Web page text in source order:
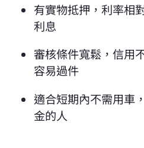
有實物抵押，利率相
利息
審核條件寬鬆，信用
容易過件
適合短期內不需用車
金的人